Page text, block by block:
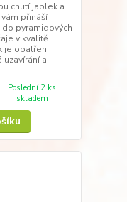
chutí jablek a
přináší
pyramidových
v kvalitě
je opatřen
a
Poslední 2 ks
skladem